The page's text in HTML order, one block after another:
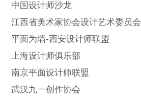
中国设计师沙龙
江西省美术家协会设计艺术委员会
平面为墙-西安设计师联盟
上海设计师俱乐部
南京平面设计师联盟
武汉九一创作协会